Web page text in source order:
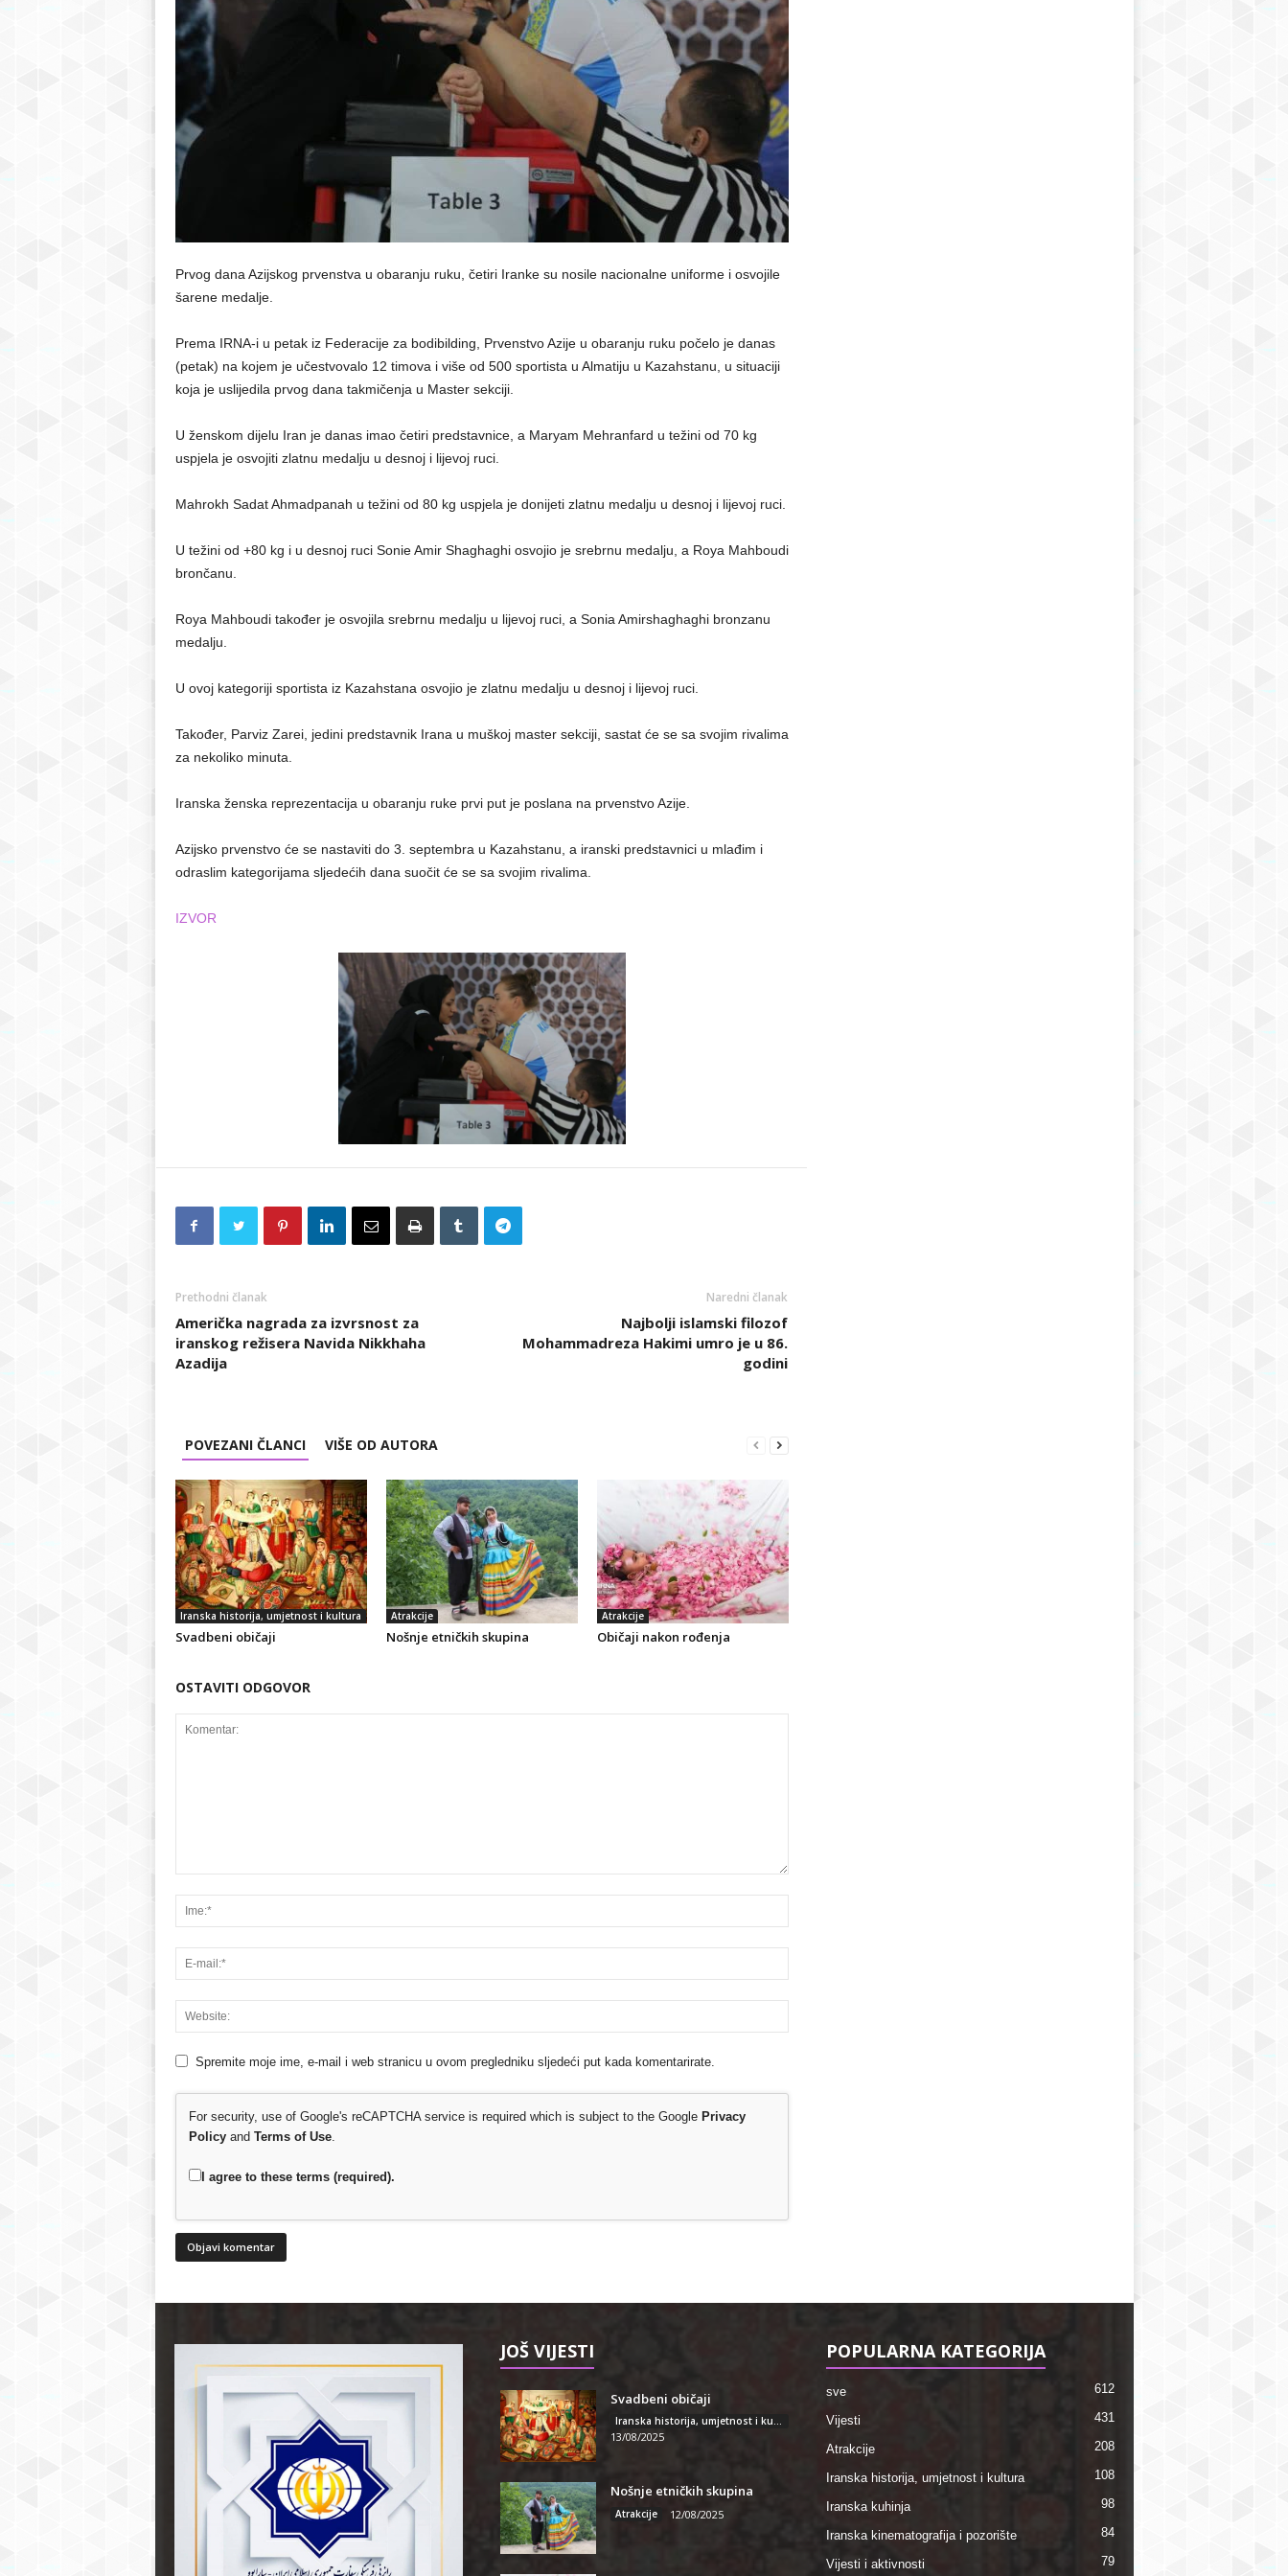
r
e
o
Prvog dana Azijskog prvenstva u obaranju ruku, četiri Iranke su nosile nacionalne uniforme i osvojile
šarene medalje.
Prema IRNA-i u petak iz Federacije za bodibilding, Prvenstvo Azije u obaranju ruku počelo je danas
(petak) na kojem je učestvovalo 12 timova i više od 500 sportista u Almatiju u Kazahstanu, u situaciji
koja je uslijedila prvog dana takmičenja u Master sekciji.
U ženskom dijelu Iran je danas imao četiri predstavnice, a Maryam Mehranfard u težini od 70 kg
uspjela je osvojiti zlatnu medalju u desnoj i lijevoj ruci.
Mahrokh Sadat Ahmadpanah u težini od 80 kg uspjela je donijeti zlatnu medalju u desnoj i lijevoj ruci.
U težini od +80 kg i u desnoj ruci Sonie Amir Shaghaghi osvojio je srebrnu medalju, a Roya Mahboudi
brončanu.
Roya Mahboudi također je osvojila srebrnu medalju u lijevoj ruci, a Sonia Amirshaghaghi bronzanu
medalju.
U ovoj kategoriji sportista iz Kazahstana osvojio je zlatnu medalju u desnoj i lijevoj ruci.
Također, Parviz Zarei, jedini predstavnik Irana u muškoj master sekciji, sastat će se sa svojim rivalima
za nekoliko minuta.
Iranska ženska reprezentacija u obaranju ruke prvi put je poslana na prvenstvo Azije.
Azijsko prvenstvo će se nastaviti do 3. septembra u Kazahstanu, a iranski predstavnici u mlađim i
odraslim kategorijama sljedećih dana suočit će se sa svojim rivalima.
IZVOR
Prethodni članak
Američka nagrada za izvrsnost za
iranskog režisera Navida Nikkhaha
Azadija
Naredni članak
Najbolji islamski filozof
Mohammadreza Hakimi umro je u 86.
godini
POVEZANI ČLANCI VIŠE OD AUTORA
Iranska historija, umjetnost i kultura
Svadbeni običaji
Atrakcije
Nošnje etničkih skupina
Atrakcije
Običaji nakon rođenja
OSTAVITI ODGOVOR
Spremite moje ime, e-mail i web stranicu u ovom pregledniku sljedeći put kada komentarirate.
For security, use of Google's reCAPTCHA service is required which is subject to the Google Privacy
Policyand Terms of Use.
I agree to these terms (required).
JOŠ VIJESTI
Svadbeni običaji
13/08/2025
Nošnje etničkih skupina
Atrakcije 12/08/2025
POPULARNA KATEGORIJA
sve 612
Vijesti 431
Atrakcije 208
Iranska historija, umjetnost i kultura 108
Iranska kuhinja 98
Iranska kinematografija i pozorište 84
Vijesti i aktivnosti 79